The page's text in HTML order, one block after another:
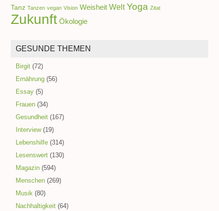
Tanz Tanzen vegan Vision Weisheit Welt Yoga Zitat
Zukunft Ökologie
GESUNDE THEMEN
Birgit (72)
Ernährung (56)
Essay (5)
Frauen (34)
Gesundheit (167)
Interview(19)
Lebenshilfe (314)
Lesenswert (130)
Magazin (594)
Menschen (269)
Musik (80)
Nachhaltigkeit (64)